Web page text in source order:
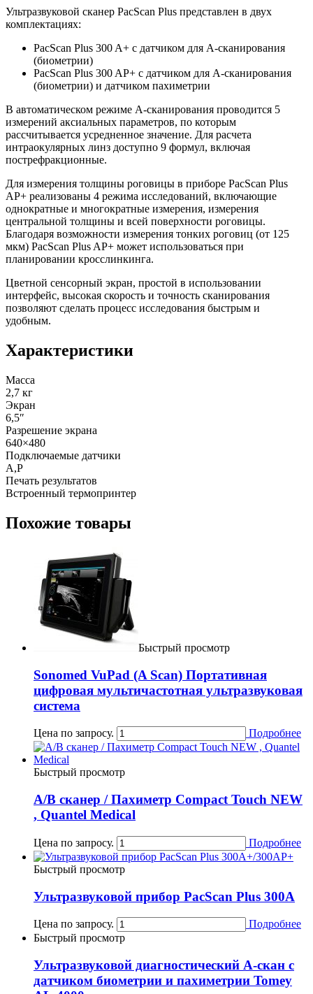
Ультразвуковой сканер PacScan Plus представлен в двух
комплектациях:
PacScan Plus 300 A+ с датчиком для A-сканирования
(биометрии)
PacScan Plus 300 AP+ с датчиком для A-сканирования
(биометрии) и датчиком пахиметрии
В автоматическом режиме A-сканирования проводится 5
измерений аксиальных параметров, по которым
рассчитывается усредненное значение. Для расчета
интраокулярных линз доступно 9 формул, включая
пострефракционные.
Для измерения толщины роговицы в приборе PacScan Plus
AP+ реализованы 4 режима исследований, включающие
однократные и многократные измерения, измерения
центральной толщины и всей поверхности роговицы.
Благодаря возможности измерения тонких роговиц (от 125
мкм) PacScan Plus AP+ может использоваться при
планировании кросслинкинга.
Цветной сенсорный экран, простой в использовании
интерфейс, высокая скорость и точность сканирования
позволяют сделать процесс исследования быстрым и
удобным.
Характеристики
Масса
2,7 кг
Экран
6,5″
Разрешение экрана
640×480
Подключаемые датчики
A,P
Печать результатов
Встроенный термопринтер
Похожие товары
Быстрый просмотр
Sonomed VuPad (A Scan) Портативная
цифровая мультичастотная ультразвуковая
система
Цена по запросу. Подробнее
Быстрый просмотр
А/В сканер / Пахиметр Compact Touch NEW
, Quantel Medical
Цена по запросу. Подробнее
Быстрый просмотр
Ультразвуковой прибор PacScan Plus 300A
Цена по запросу.
Подробнее
Быстрый просмотр
Ультразвуковой диагностический А-скан с
датчиком биометрии и пахиметрии Tomey